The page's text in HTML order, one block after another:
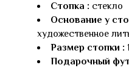
Стопка : стекло
Основание у
художественное
Размер стопки :
Подарочный